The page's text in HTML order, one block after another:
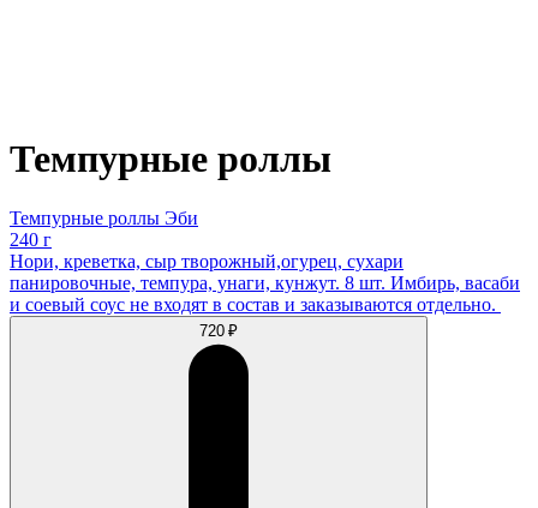
Темпурные роллы
Темпурные роллы Эби
240 г
Нори, креветка, сыр творожный,огурец, сухари
панировочные, темпура, унаги, кунжут. 8 шт. Имбирь, васаби
и соевый соус не входят в состав и заказываются отдельно.
720 ₽